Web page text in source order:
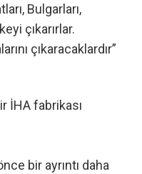
Bulgarları,
çıkarırlar.
çıkaracaklardır”
İHA fabrikası
bir ayrıntı daha